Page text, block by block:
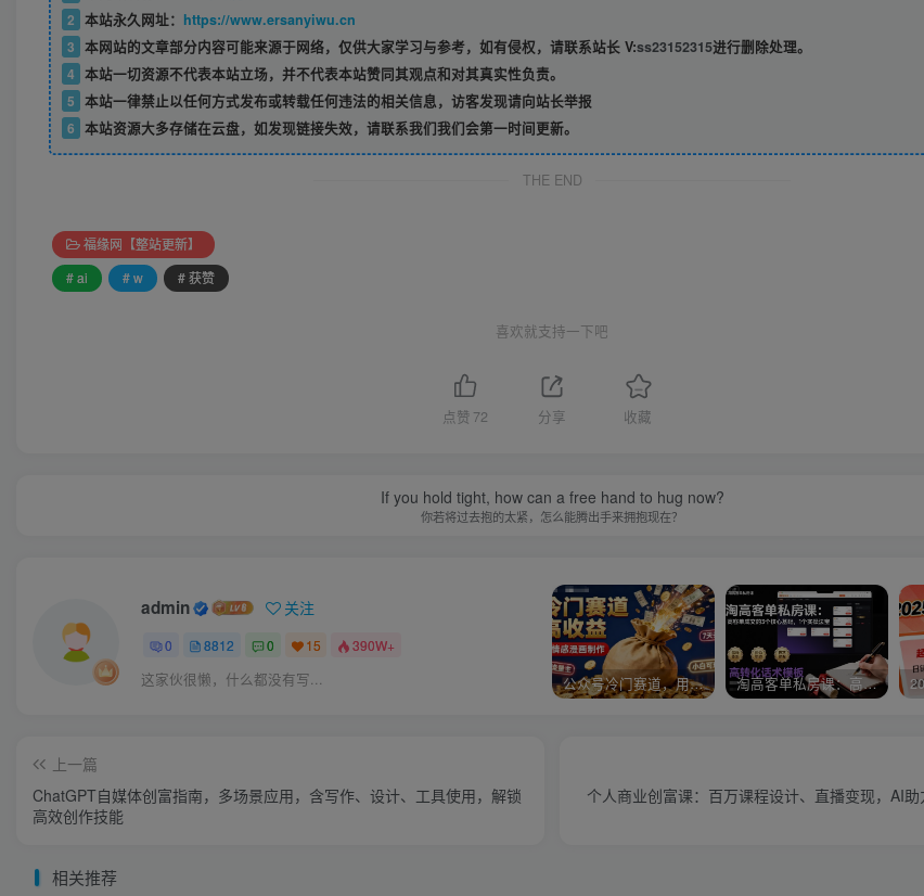
2 本站永久网址： https://www.ersanyiwu.cn
3 本网站的文章部分内容可能来源于网络，仅供大家学习与参考，如有侵权，请联系站长 V:ss23152315进行删除处理。
4 本站一切资源不代表本站立场，并不代表本站赞同其观点和对其真实性负责。
5 本站一律禁止以任何方式发布或转载任何违法的相关信息，访客发现请向站长举报
6 本站资源大多存储在云盘，如发现链接失效，请联系我们我们会第一时间更新。
THE END
福缘网【整站更新】
# ai
# w # 获赞
喜欢就支持一下吧
点赞 72 分享 收藏
If you hold tight, how can a free hand to hug now?
你若将过去抱的太紧，怎么能腾出手来拥抱现在？
admin 关注
0 8812 0 15 390W+
这家伙很懒，什么都没有写... 公众号冷门赛道，用AI做情感漫画，7天开通流量主，操作简单，小白可玩 淘高客单私房课：高客单成交的3个核心基础，1个实操法宝
上一篇
ChatGPT自媒体创富指南，多场景应用，含写作、设计、工具使用，解锁
高效创作技能
个人商业创富课：百万课程设计、直播变现，AI
相关推荐